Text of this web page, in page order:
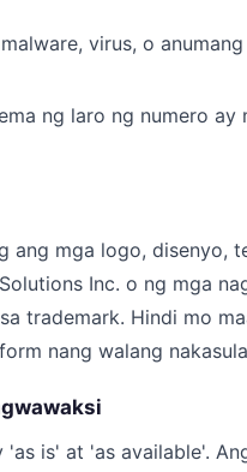
virus, o
ng laro ng numero ay
ang mga logo, disenyo,
Inc. o ng mga
trademark. Hindi mo
nang walang
is' at 'as available'.